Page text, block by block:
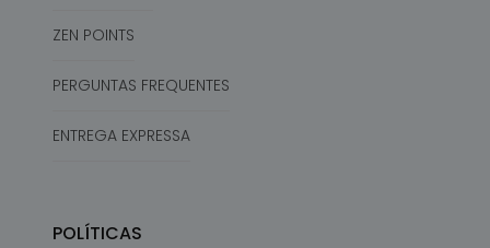
ZEN POINTS
PERGUNTAS FREQUENTES
ENTREGA EXPRESSA
POLÍTICAS